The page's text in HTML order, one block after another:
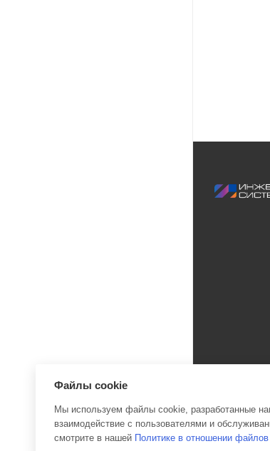
2026 ©
Файлы cookie
Мы используем файлы cookie, разработанные
взаимодействие с пользователями и
смотрите в нашей Политике в отношении